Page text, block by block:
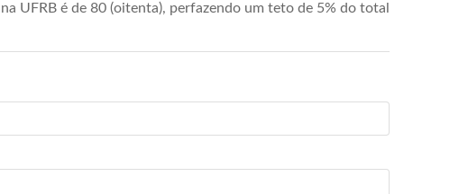
UFRB é de 80 (oitenta), perfazendo um teto de 5% do total